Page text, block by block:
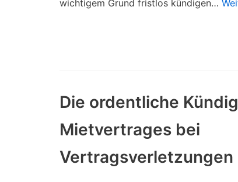
wichtigem Grund fristlos kündigen…
Die ordentliche
Mietvertrages bei
Vertragsverletzungen